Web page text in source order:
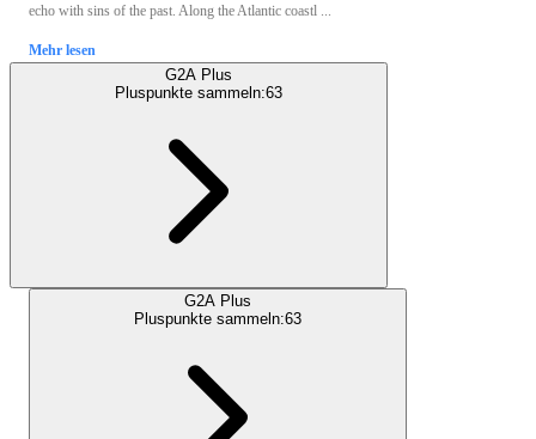
echo with sins of the past. Along the Atlantic coastl ...
Mehr lesen
G2A Plus
Pluspunkte sammeln:63
G2A Plus
Pluspunkte sammeln:63